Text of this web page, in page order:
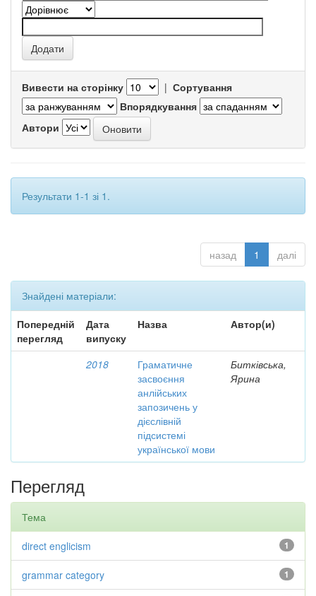
Вивести на сторінку | Сортування
Впорядкування
Автори
Результати 1-1 зі 1.
назад 1 далі
Знайдені матеріали:
Попередній
перегляд
Дата
випуску
Назва Автор(и)
2018
Граматичне
засвоєння
анлійських
запозичень у
дієслівній
підсистемі
української мови
Битківська,
Ярина
Перегляд
Тема
1
direct englicism
1
grammar category